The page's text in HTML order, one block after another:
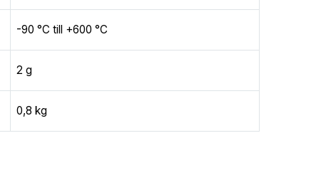
-90 °C till +600 °C
2 g
0,8 kg